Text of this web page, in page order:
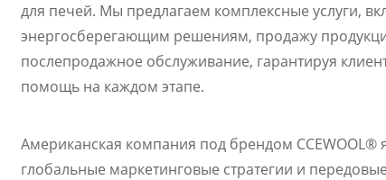
для печей. Мы предлагаем комплексные услуги,
энергосберегающим решениям, продажу
послепродажное обслуживание, гарантируя
помощь на каждом этапе.
Американская компания под брендом
глобальные маркетинговые стратегии и